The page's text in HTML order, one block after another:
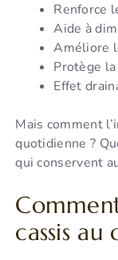
Renforce
Aide à
Améliore
Protège
Effet
Mais comment
quotidienne ?
qui conservent
cassis